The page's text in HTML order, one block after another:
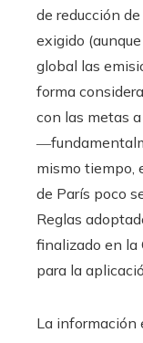
de reducción
exigido
global las
forma
con las metas
mismo tiempo,
de París poco
Reglas
finalizado en la
para la
La información